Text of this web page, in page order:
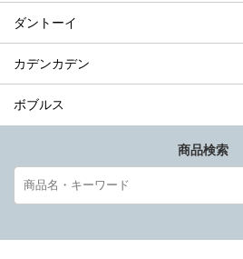
ダントーイ
カデンカデン
ボブルス
商品検索